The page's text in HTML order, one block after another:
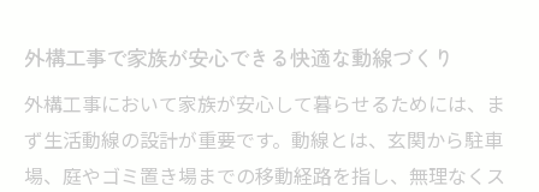
外構工事で家族が安心できる快適な動線づくり
外構工事において家族が安心して暮らせるためには、ま
ず生活動線の設計が重要です。動線とは、玄関から駐車
場、庭やゴミ置き場までの移動経路を指し、無理なくス